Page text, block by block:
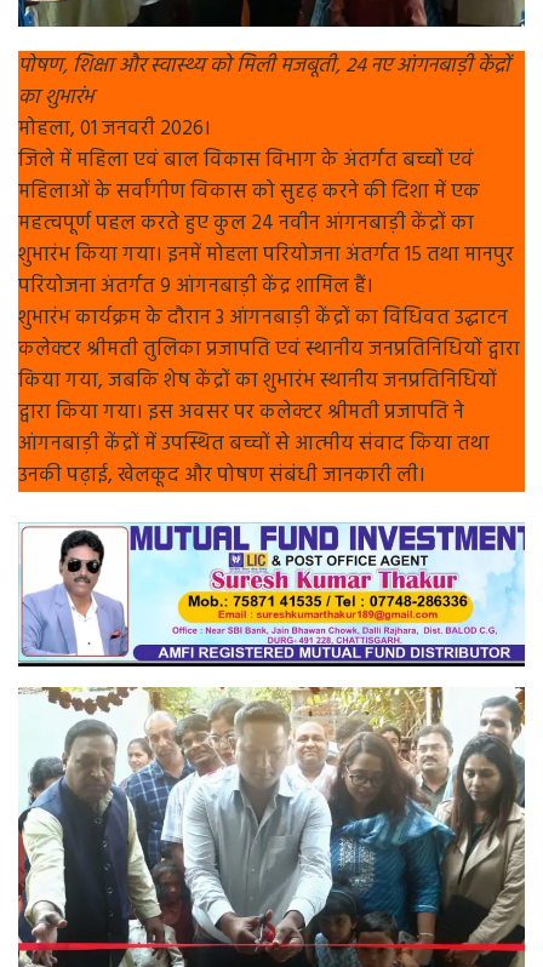
पोषण, शिक्षा और स्वास्थ्य को मिली मजबूती, 24 नए आंगनबाड़ी केंद्रों
का शुभारंभ
मोहला, 01 जनवरी 2026।
जिले में महिला एवं बाल विकास विभाग के अंतर्गत बच्चों एवं
महिलाओं के सर्वांगीण विकास को सुदृढ़ करने की दिशा में एक
महत्वपूर्ण पहल करते हुए कुल 24 नवीन आंगनबाड़ी केंद्रों का
शुभारंभ किया गया। इनमें मोहला परियोजना अंतर्गत 15 तथा मानपुर
परियोजना अंतर्गत 9 आंगनबाड़ी केंद्र शामिल हैं।
शुभारंभ कार्यक्रम के दौरान 3 आंगनबाड़ी केंद्रों का विधिवत उद्घाटन
कलेक्टर श्रीमती तुलिका प्रजापति एवं स्थानीय जनप्रतिनिधियों द्वारा
किया गया, जबकि शेष केंद्रों का शुभारंभ स्थानीय जनप्रतिनिधियों
द्वारा किया गया। इस अवसर पर कलेक्टर श्रीमती प्रजापति ने
आंगनबाड़ी केंद्रों में उपस्थित बच्चों से आत्मीय संवाद किया तथा
उनकी पढ़ाई, खेलकूद और पोषण संबंधी जानकारी ली।